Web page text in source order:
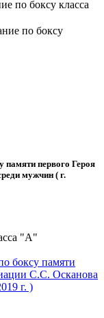
по боксу класса
по боксу
памяти первого Героя
мужчин ( г.
"А"
боксу памяти
С.С. Осканова
г. )